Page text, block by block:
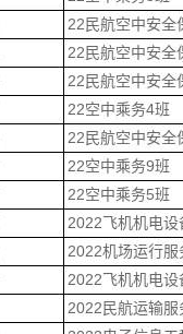
22民航空中安全
22民航空中安全
22民航空中安全
22空中乘务4班
22民航空中安全
22空中乘务9班
22空中乘务5班
2022飞机机电
2022机场运行
2022飞机机电
2022民航运输服